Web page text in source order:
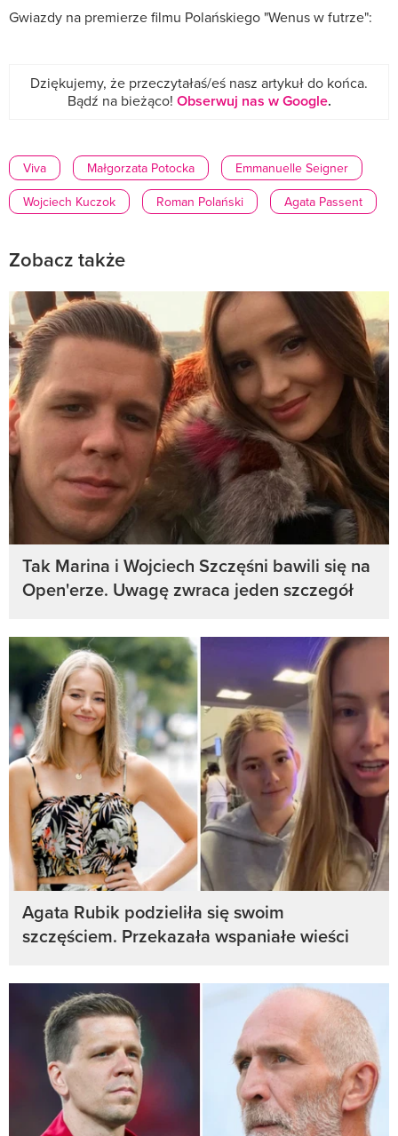
Gwiazdy na premierze filmu Polańskiego "Wenus w futrze":
Dziękujemy, że przeczytałaś/eś nasz artykuł do końca.
Bądź na bieżąco! Obserwuj nas w Google.
Viva Małgorzata Potocka
Emmanuelle Seigner
Wojciech Kuczok
Roman Polański Agata Passent
Zobacz także
Tak Marina i Wojciech Szczęśni bawili się na
Open'erze. Uwagę zwraca jeden szczegół
Agata Rubik podzieliła się swoim
szczęściem. Przekazała wspaniałe wieści